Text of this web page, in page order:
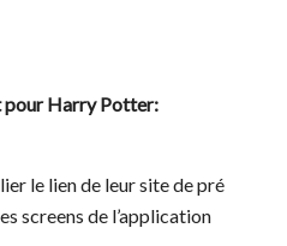
pour Harry Potter:
le lien de leur site de pré
screens de l’application